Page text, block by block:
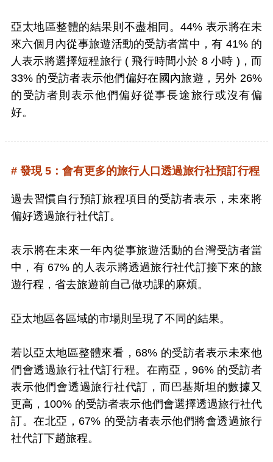
亞太地區整體的結果則不盡相同。44% 表示將在未
來六個月內從事旅遊活動的受訪者當中，有 41% 的
人表示將選擇短程旅行 ( 飛行時間小於 8 小時 )，而
33% 的受訪者表示他們偏好在國內旅遊，另外 26%
的受訪者則表示他們偏好從事長途旅行或沒有偏
好。
# 發現 5：會有更多的旅行人口透過旅行社預訂行程
過去習慣自行預訂旅程項目的受訪者表示，未來將
偏好透過旅行社代訂。
表示將在未來一年內從事旅遊活動的台灣受訪者當
中，有 67% 的人表示將透過旅行社代訂接下來的旅
遊行程，省去旅遊前自己做功課的麻煩。
亞太地區各區域的市場則呈現了不同的結果。
若以亞太地區整體來看，68% 的受訪者表示未來他
們會透過旅行社代訂行程。在南亞，96% 的受訪者
表示他們會透過旅行社代訂，而巴基斯坦的數據又
更高，100% 的受訪者表示他們會選擇透過旅行社代
訂。在北亞，67% 的受訪者表示他們將會透過旅行
社代訂下趟旅程。